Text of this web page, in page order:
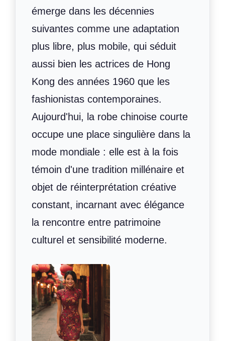
émerge dans les décennies
suivantes comme une adaptation
plus libre, plus mobile, qui séduit
aussi bien les actrices de Hong
Kong des années 1960 que les
fashionistas contemporaines.
Aujourd'hui, la robe chinoise courte
occupe une place singulière dans la
mode mondiale : elle est à la fois
témoin d'une tradition millénaire et
objet de réinterprétation créative
constant, incarnant avec élégance
la rencontre entre patrimoine
culturel et sensibilité moderne.